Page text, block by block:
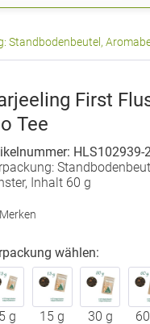
Standbodenbeutel,
First
Tee
HLS102939-
Inhalt 60 g
Merken
wählen:
g 15 g 30 g